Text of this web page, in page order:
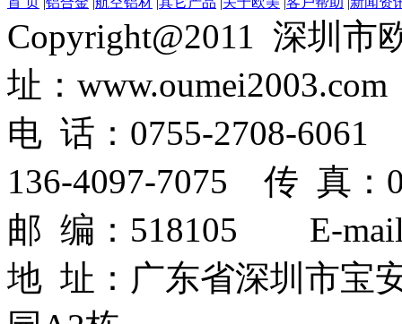
Copyright@2011 深圳
址：www.oumei2003.com
电 话：0755-2708-
136-4097-7075 传 真：
邮 编：518105 E-mail
地 址：广东省深圳市宝